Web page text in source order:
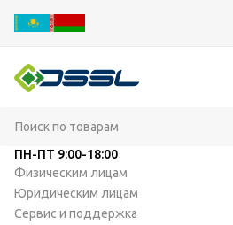
ПН-ПТ 9:00-18:00
Физическим лицам
Юридическим лицам
Сервис и поддержка